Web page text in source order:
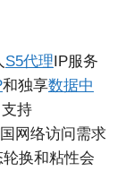
S5代理IP服务
和独享数据中
持
网络访问需求
换和粘性会